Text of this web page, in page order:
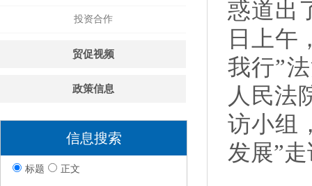
投资合作
贸促视频
政策信息
信息搜索
标题 正文
惑道出
日上午
我行”
人民法
访小组
发展”